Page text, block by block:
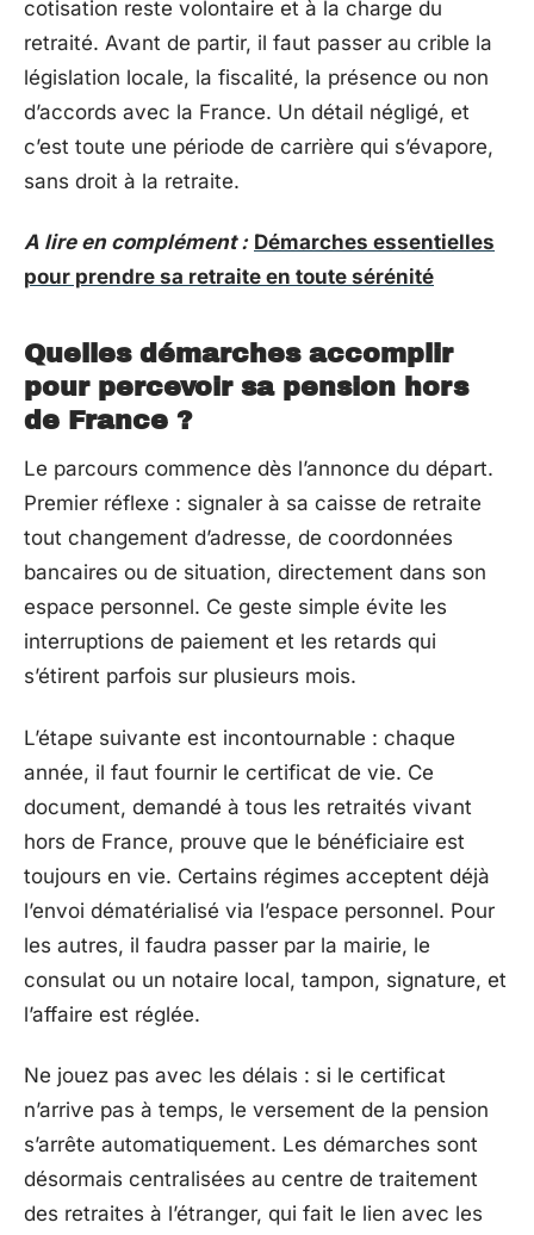
cotisation reste volontaire et à la charge du
retraité. Avant de partir, il faut passer au crible la
législation locale, la fiscalité, la présence ou non
d’accords avec la France. Un détail négligé, et
c’est toute une période de carrière qui s’évapore,
sans droit à la retraite.
A lire en complément : Démarches essentielles
pour prendre sa retraite en toute sérénité
Quelles démarches accomplir
pour percevoir sa pension hors
de France ?
Le parcours commence dès l’annonce du départ.
Premier réflexe : signaler à sa caisse de retraite
tout changement d’adresse, de coordonnées
bancaires ou de situation, directement dans son
espace personnel. Ce geste simple évite les
interruptions de paiement et les retards qui
s’étirent parfois sur plusieurs mois.
L’étape suivante est incontournable : chaque
année, il faut fournir le certificat de vie. Ce
document, demandé à tous les retraités vivant
hors de France, prouve que le bénéficiaire est
toujours en vie. Certains régimes acceptent déjà
l’envoi dématérialisé via l’espace personnel. Pour
les autres, il faudra passer par la mairie, le
consulat ou un notaire local, tampon, signature, et
l’affaire est réglée.
Ne jouez pas avec les délais : si le certificat
n’arrive pas à temps, le versement de la pension
s’arrête automatiquement. Les démarches sont
désormais centralisées au centre de traitement
des retraites à l’étranger, qui fait le lien avec les